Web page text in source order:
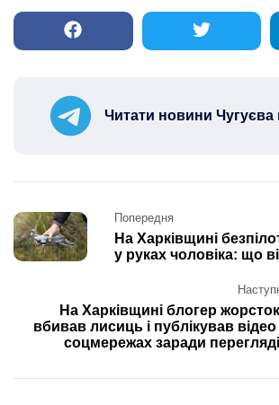
Читати новини Чугуєва
Post
navigation
Попередня
На Харківщині
у руках чоловіка: що
На Харківщині блогер
вбивав лисиць і публікував
соцмережах заради